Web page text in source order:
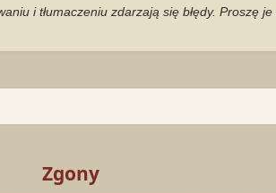
i tłumaczeniu zdarzają się błędy. Proszę
Zgony